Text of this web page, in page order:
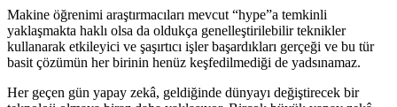
Makine öğrenimi araştırmacıları mevcut “hype”a temkinli
yaklaşmakta haklı olsa da oldukça genelleştirilebilir teknikler
kullanarak etkileyici ve şaşırtıcı işler başardıkları gerçeği ve bu tür
basit çözümün her birinin henüz keşfedilmediği de yadsınamaz.
Her geçen gün yapay zekâ, geldiğinde dünyayı değiştirecek bir